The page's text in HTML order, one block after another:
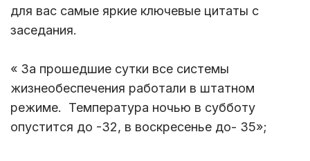
для вас самые яркие ключевые цитаты с
заседания.
« За прошедшие сутки все системы
жизнеобеспечения работали в штатном
режиме. Температура ночью в субботу
опустится до -32, в воскресенье до- 35»;